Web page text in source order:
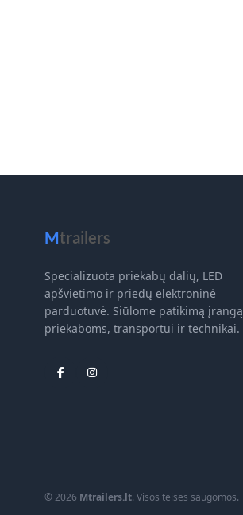
Mtrailers
Specializuota priekabų dalių, LED
apšvietimo ir priedų elektroninė
parduotuvė. Siūlome patikimą įrangą
priekaboms, transportui ir technikai.
© 2026 Mtrailers.lt. Visos teisės saugomos.